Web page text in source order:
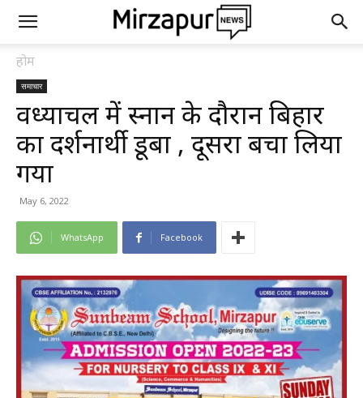
होम
समाचार
विंध्याचल में स्नान के दौरान बिहार
का दर्शनार्थी डूबा , दूसरा बचा लिया
गया
May 6, 2022
WhatsApp Facebook